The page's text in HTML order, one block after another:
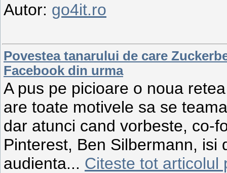
Autor: go4it.ro
Povestea tanarului de care
Facebook din urma
A pus pe picioare o noua
are toate motivele sa se
dar atunci cand vorbeste, co-
Pinterest, Ben Silbermann, isi
audienta... Citeste tot articolul